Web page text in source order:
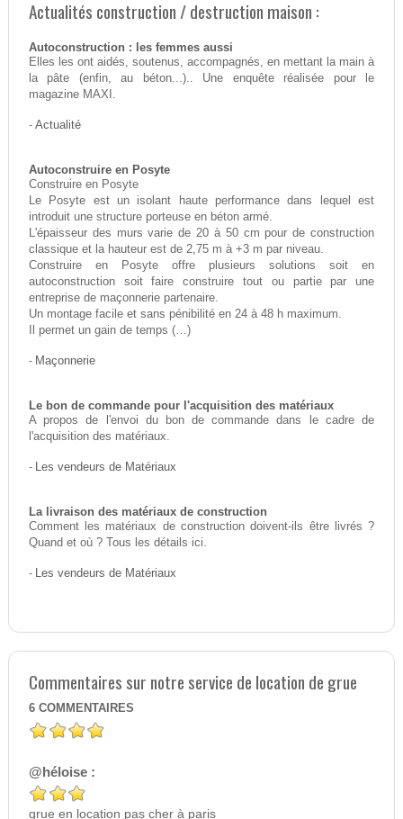
Actualités construction / destruction maison :
Autoconstruction : les femmes aussi
Elles les ont aidés, soutenus, accompagnés, en mettant la main à
la pâte (enfin, au béton...).. Une enquête réalisée pour le
magazine MAXI.
- Actualité
Autoconstruire en Posyte
Construire en Posyte
Le Posyte est un isolant haute performance dans lequel est
introduit une structure porteuse en béton armé.
L'épaisseur des murs varie de 20 à 50 cm pour de construction
classique et la hauteur est de 2,75 m à +3 m par niveau.
Construire en Posyte offre plusieurs solutions soit en
autoconstruction soit faire construire tout ou partie par une
entreprise de maçonnerie partenaire.
Un montage facile et sans pénibilité en 24 à 48 h maximum.
Il permet un gain de temps (…)
- Maçonnerie
Le bon de commande pour l'acquisition des matériaux
A propos de l'envoi du bon de commande dans le cadre de
l'acquisition des matériaux.
- Les vendeurs de Matériaux
La livraison des matériaux de construction
Comment les matériaux de construction doivent-ils être livrés ?
Quand et où ? Tous les détails ici.
- Les vendeurs de Matériaux
Commentaires sur notre service de location de grue
6 COMMENTAIRES
@héloise :
grue en location pas cher à paris